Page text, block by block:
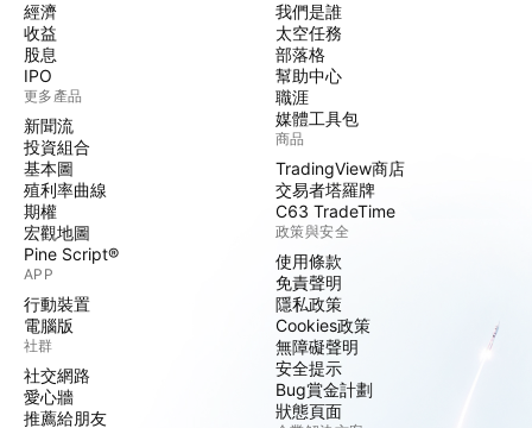
經濟
收益
股息
IPO
更多產品
新聞流
投資組合
基本圖
殖利率曲線
期權
宏觀地圖
Pine Script®
APP
行動裝置
電腦版
社群
社交網路
愛心牆
推薦給朋友
我們是誰
太空任務
部落格
幫助中心
職涯
媒體工具包
商品
TradingView商店
交易者塔羅牌
C63 TradeTime
政策與安全
使用條款
免責聲明
隱私政策
Cookies政策
無障礙聲明
安全提示
Bug賞金計劃
狀態頁面